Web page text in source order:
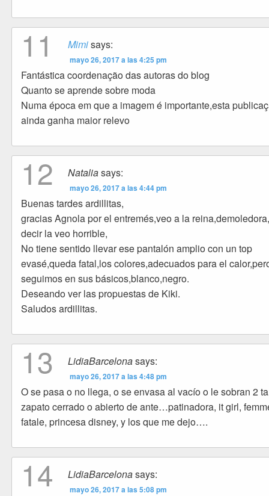
11 Mimisays:
mayo 26, 2017 a las 4:25 pm
Fantástica coordenação das autoras do blog
Quanto se aprende sobre moda
Numa época em que a imagem é importante,esta
ainda ganha maior relevo
12 Nataliasays:
mayo 26, 2017 a las 4:44 pm
Buenas tardes ardillitas,
gracias Agnola por el entremés,veo a la
decir la veo horrible,
No tiene sentido llevar ese pantalón amplio con un top
evasé,queda fatal,los colores,adecuados para el
seguimos en sus básicos,blanco,negro.
Deseando ver las propuestas de Kiki.
Saludos ardillitas.
13 LidiaBarcelonasays:
mayo 26, 2017 a las 4:48 pm
O se pasa o no llega, o se envasa al vacío o le sobran 2
zapato cerrado o abierto de ante…patinadora, it girl,
fatale, princesa disney, y los que me dejo….
14 LidiaBarcelonasays:
mayo 26, 2017 a las 5:08 pm